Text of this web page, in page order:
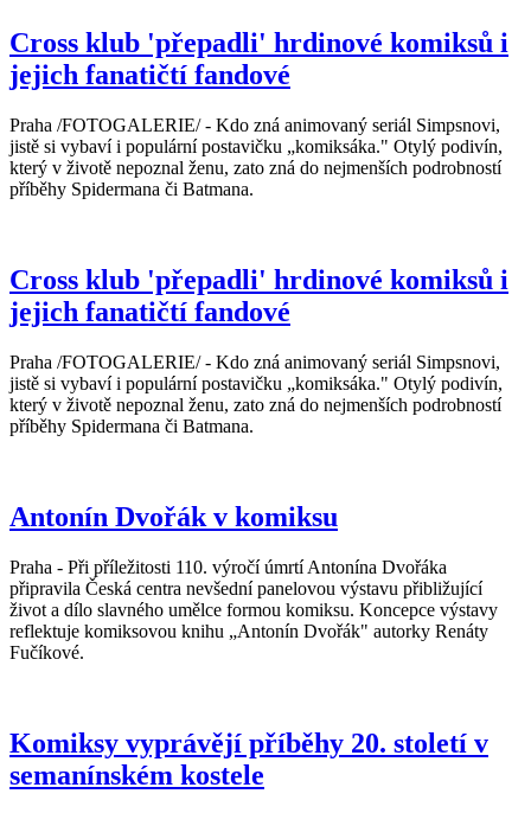
Cross klub 'přepadli' hrdinové komiksů i
jejich fanatičtí fandové
Praha /FOTOGALERIE/ - Kdo zná animovaný seriál Simpsnovi,
jistě si vybaví i populární postavičku „komiksáka." Otylý podivín,
který v životě nepoznal ženu, zato zná do nejmenších podrobností
příběhy Spidermana či Batmana.
Cross klub 'přepadli' hrdinové komiksů i
jejich fanatičtí fandové
Praha /FOTOGALERIE/ - Kdo zná animovaný seriál Simpsnovi,
jistě si vybaví i populární postavičku „komiksáka." Otylý podivín,
který v životě nepoznal ženu, zato zná do nejmenších podrobností
příběhy Spidermana či Batmana.
Antonín Dvořák v komiksu
Praha - Při příležitosti 110. výročí úmrtí Antonína Dvořáka
připravila Česká centra nevšední panelovou výstavu přibližující
život a dílo slavného umělce formou komiksu. Koncepce výstavy
reflektuje komiksovou knihu „Antonín Dvořák" autorky Renáty
Fučíkové.
Komiksy vyprávějí příběhy 20. století v
semanínském kostele